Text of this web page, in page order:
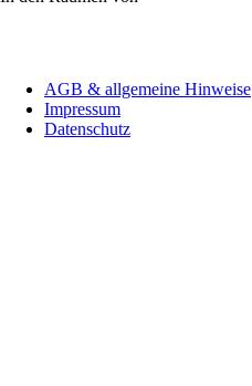
überspringenAGB & allgemeine Hinweise
Impressum
Datenschutz